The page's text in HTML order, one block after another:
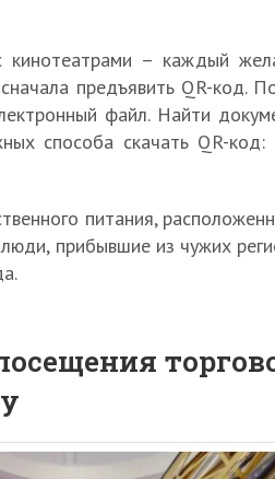
– каждый
предъявить QR-код.
файл. Найти
способа скачать QR-
питания,
прибывшие из чужих